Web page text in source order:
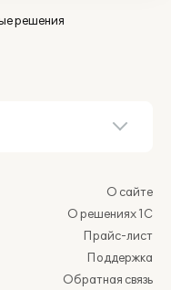
решения
О сайте
О решениях 1С
Прайс-лист
Поддержка
Обратная связь